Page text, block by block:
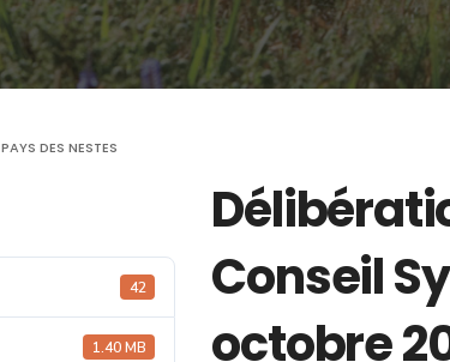
PAYS DES NESTES
42
1.40 MB
Conseil
octobre